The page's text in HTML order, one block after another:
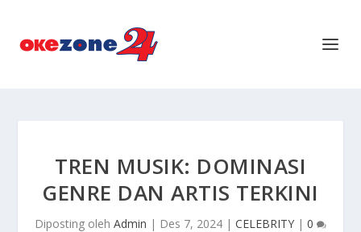
TREN MUSIK: DOMINASI
GENRE DAN ARTIS TERKINI
Diposting oleh Admin | Des 7, 2024 | CELEBRITY | 0